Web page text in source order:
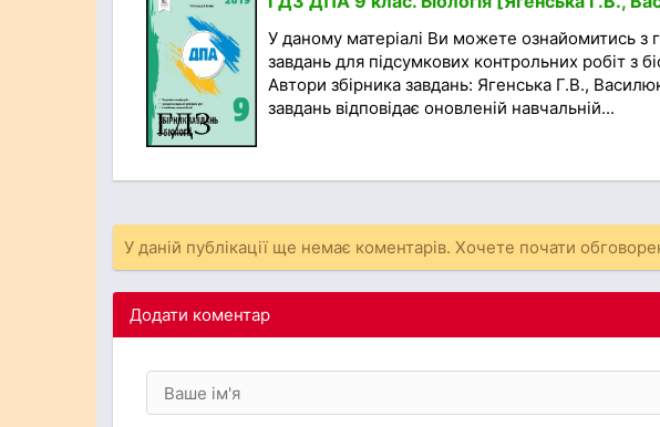
У даному матеріалі Ви можете ознайомитись з
завдань для підсумкових контрольних робіт з
Автори збірника завдань: Ягенська Г.В.,
завдань відповідає оновленій навчальній...
У даній публікації ще немає коментарів. Хочете почати
Додати коментар